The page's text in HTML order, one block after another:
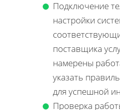
Подключение
настройки
поставщика
намерены
указать
для успешной
Проверка